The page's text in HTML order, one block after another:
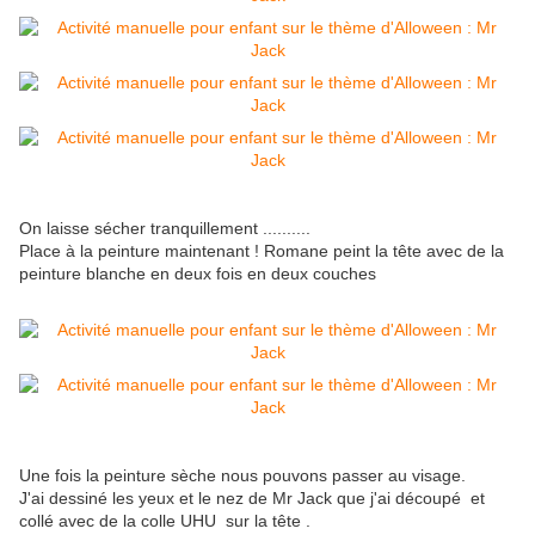
On laisse sécher tranquillement ..........
Place à la peinture maintenant ! Romane peint la tête avec de la
peinture blanche en deux fois en deux couches
Une fois la peinture sèche nous pouvons passer au visage.
J'ai dessiné les yeux et le nez de Mr Jack que j'ai découpé et
collé avec de la colle UHU sur la tête .